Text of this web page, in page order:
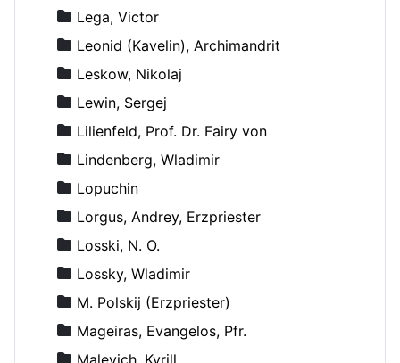
Lega, Victor
Leonid (Kavelin), Archimandrit
Leskow, Nikolaj
Lewin, Sergej
Lilienfeld, Prof. Dr. Fairy von
Lindenberg, Wladimir
Lopuchin
Lorgus, Andrey, Erzpriester
Losski, N. O.
Lossky, Wladimir
M. Polskij (Erzpriester)
Mageiras, Evangelos, Pfr.
Malevich, Kyrill